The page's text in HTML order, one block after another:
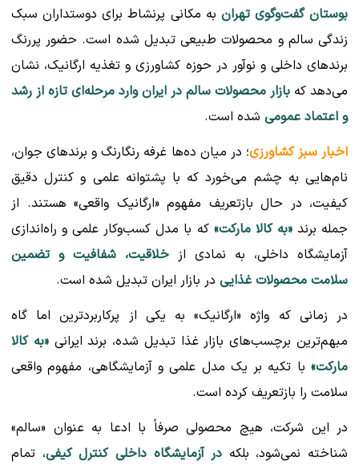
بوستان گفت‌وگوی تهران به مکانی پرنشاط برای دوستداران سبک
زندگی سالم و محصولات طبیعی تبدیل شده است. حضور پررنگ
برندهای داخلی و نوآور در حوزه کشاورزی و تغذیه ارگانیک، نشان
می‌دهد که بازار محصولات سالم در ایران وارد مرحله‌ای تازه از رشد
و اعتماد عمومی شده است.
اخبار سبز کشاورزی؛ در میان ده‌ها غرفه رنگارنگ و برندهای جوان،
نام‌هایی به چشم می‌خورد که با پشتوانه علمی و کنترل دقیق
کیفیت، در حال بازتعریف مفهوم «ارگانیک واقعی» هستند. از
جمله برند«به کالا مارکت» که با مدل کسب‌وکار علمی و راه‌اندازی
آزمایشگاه داخلی، به نمادی از خلاقیت، شفافیت و تضمین
سلامت محصولات غذایی در بازار ایران تبدیل شده است.
در زمانی که واژه «ارگانیک» به یکی از پرکاربردترین اما گاه
مبهم‌ترین برچسب‌های بازار غذا تبدیل شده، برند ایرانی«به کالا
مارکت» با تکیه بر یک مدل علمی و آزمایشگاهی، مفهوم واقعی
سلامت را بازتعریف کرده است.
در این شرکت، هیچ محصولی صرفاً با ادعا به عنوان «سالم»
شناخته نمی‌شود، بلکه در آزمایشگاه داخلی کنترل کیفی، تمام